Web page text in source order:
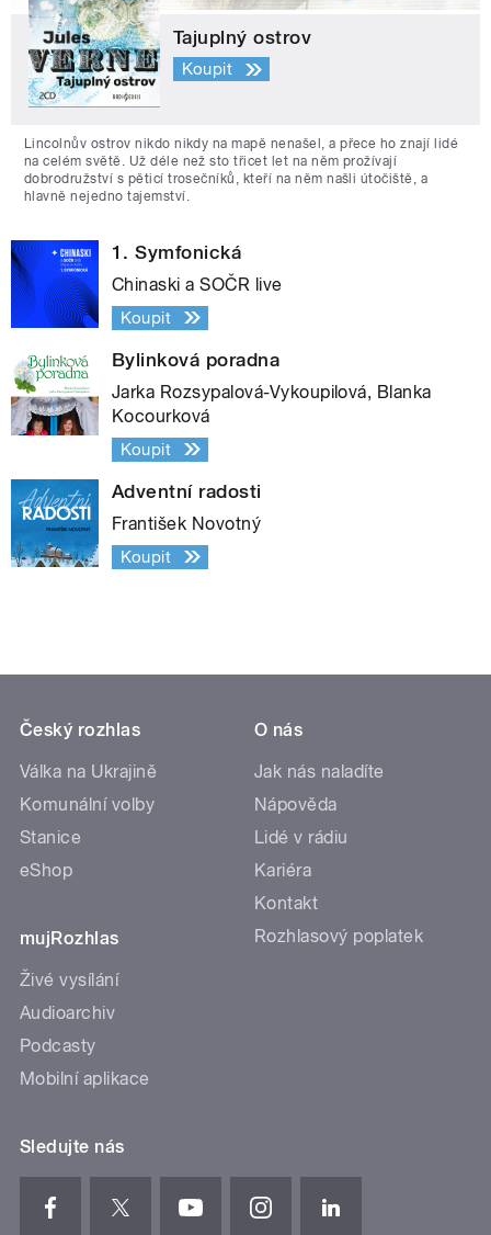
Tajuplný ostrov
Koupit
Lincolnův ostrov nikdo nikdy na mapě nenašel, a přece ho znají lidé
na celém světě. Už déle než sto třicet let na něm prožívají
dobrodružství s pěticí trosečníků, kteří na něm našli útočiště, a
hlavně nejedno tajemství.
1. Symfonická
Chinaski a SOČR live
Koupit
Bylinková poradna
Jarka Rozsypalová-Vykoupilová, Blanka
Kocourková
Koupit
Adventní radosti
František Novotný
Koupit
Český rozhlas
Válka na Ukrajině
Komunální volby
Stanice
eShop
mujRozhlas
Živé vysílání
Audioarchiv
Podcasty
Mobilní aplikace
O nás
Jak nás naladíte
Nápověda
Lidé v rádiu
Kariéra
Kontakt
Rozhlasový poplatek
Sledujte nás